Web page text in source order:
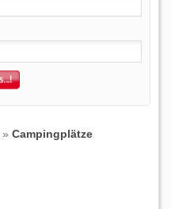
» Campingplätze